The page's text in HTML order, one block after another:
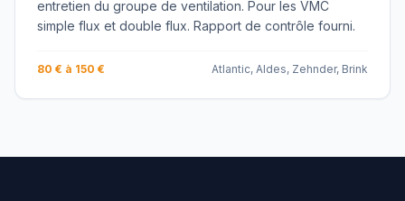
entretien du groupe de ventilation. Pour les VMC
simple flux et double flux. Rapport de contrôle fourni.
80 € à 150 € Atlantic, Aldes, Zehnder, Brink